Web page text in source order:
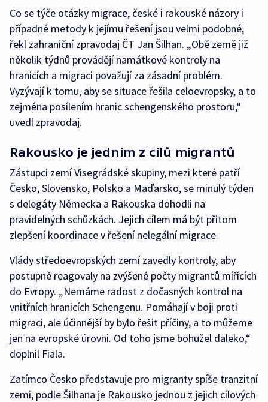
Co se týče otázky migrace, české i rakouské názory i
případné metody k jejímu řešení jsou velmi podobné,
řekl zahraniční zpravodaj ČT Jan Šilhan. „Obě země již
několik týdnů provádějí namátkové kontroly na
hranicích a migraci považují za zásadní problém.
Vyzývají k tomu, aby se situace řešila celoevropsky, a to
zejména posílením hranic schengenského prostoru,“
uvedl zpravodaj.
Rakousko je jedním z cílů migrantů
Zástupci zemí Visegrádské skupiny, mezi které patří
Česko, Slovensko, Polsko a Maďarsko, se minulý týden
s delegáty Německa a Rakouska dohodli na
pravidelných schůzkách. Jejich cílem má být přitom
zlepšení koordinace v řešení nelegální migrace.
Vlády středoevropských zemí zavedly kontroly, aby
postupně reagovaly na zvýšené počty migrantů mířících
do Evropy. „Nemáme radost z dočasných kontrol na
vnitřních hranicích Schengenu. Pomáhají v boji proti
migraci, ale účinnější by bylo řešit příčiny, a to můžeme
jen na evropské úrovni. Od toho jsme bohužel daleko,“
doplnil Fiala.
Zatímco Česko představuje pro migranty spíše tranzitní
zemi, podle Šilhana je Rakousko jednou z jejich cílových